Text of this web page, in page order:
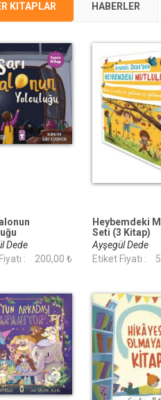
KITAPLAR HABERLER
Dede
:
200,00 ₺
Heybemdeki
Seti (3 Kitap)
Ayşegül Dede
Etiket Fiyatı :